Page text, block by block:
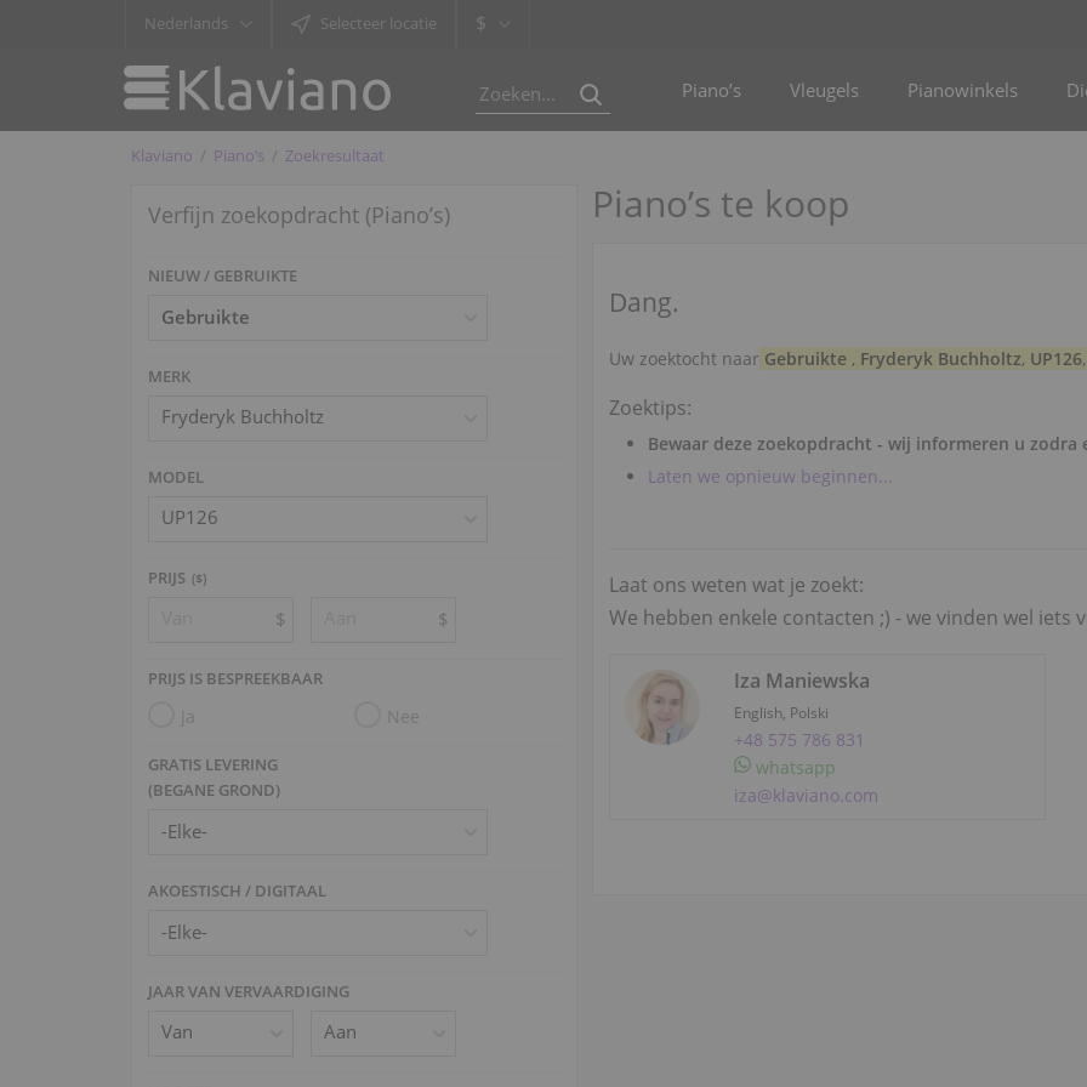
Nederlands Selecteer locatie $
Piano’s Vleugels Pianowinkels
Klaviano Piano’s Zoekresultaat
Verfijn zoekopdracht (Piano’s)
NIEUW / GEBRUIKTE
MERK
Fryderyk Buchholtz
MODEL
UP126
PRIJS ($)
$ $
PRIJS IS BESPREEKBAAR
Ja Nee
GRATIS LEVERING
(BEGANE GROND)
AKOESTISCH / DIGITAAL
JAAR VAN VERVAARDIGING
Piano’s te koop
Dang.
Uw zoektocht naar Gebruikte , Fryderyk Buchholtz, UP126,
Zoektips:
Bewaar deze zoekopdracht - wij informeren u
Laten we opnieuw beginnen...
Laat ons weten wat je zoekt:
We hebben enkele contacten ;) - we vinden wel iets
Iza Maniewska
English, Polski
+48 575 786 831
whatsapp
iza@klaviano.com